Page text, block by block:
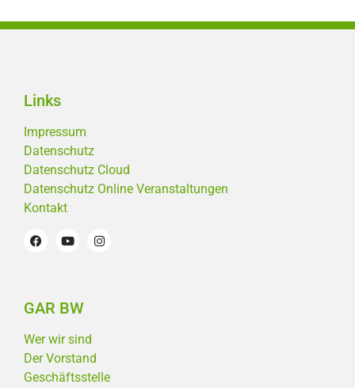
Links
Impressum
Datenschutz
Datenschutz Cloud
Datenschutz Online Veranstaltungen
Kontakt
GAR BW
Wer wir sind
Der Vorstand
Geschäftsstelle